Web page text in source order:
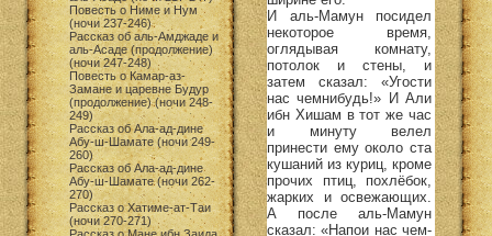
Повесть о Ниме и Нум
(ночи 237-246)
Рассказ об аль-Амджаде и
аль-Асаде (продолжение)
(ночи 247-248)
Повесть о Камар-аз-
Замане и царевне Будур
(продолжение) (ночи 248-
249)
Рассказ об Ала-ад-дине
Абу-ш-Шамате (ночи 249-
260)
Рассказ об Ала-ад-дине
Абу-ш-Шамате (ночи 262-
270)
Рассказ о Хатиме-ат-Таи
(ночи 270-271)
И аль-Мамун посидел
некоторое время,
оглядывая комнату,
потолок и стены, и
затем сказал: «Угости
нас чемнибудь!» И Али
ибн Хишам в тот же час
и минуту велел
принести ему около ста
кушаний из куриц, кроме
прочих птиц, похлёбок,
жарких и освежающих.
А после аль-Мамун
сказал: «Напои нас чем-